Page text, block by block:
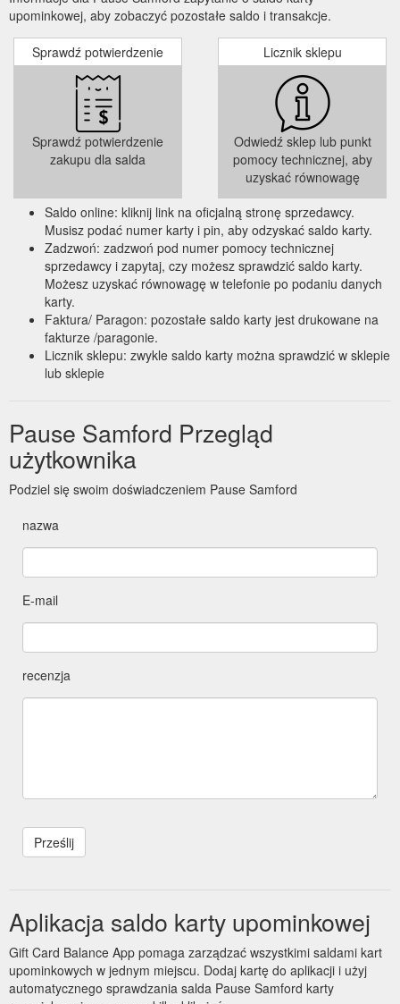
upominkowej, aby zobaczyć pozostałe saldo i transakcje.
Sprawdź potwierdzenie
Sprawdź potwierdzenie
zakupu dla salda
Licznik sklepu
Odwiedź sklep lub punkt
pomocy technicznej, aby
uzyskać równowagę
Saldo online: kliknij link na oficjalną stronę sprzedawcy.
Musisz podać numer karty i pin, aby odzyskać saldo karty.
Zadzwoń: zadzwoń pod numer pomocy technicznej
sprzedawcy i zapytaj, czy możesz sprawdzić saldo karty.
Możesz uzyskać równowagę w telefonie po podaniu danych
karty.
Faktura/ Paragon: pozostałe saldo karty jest drukowane na
fakturze /paragonie.
Licznik sklepu: zwykle saldo karty można sprawdzić w sklepie
lub sklepie
Pause Samford Przegląd
użytkownika
Podziel się swoim doświadczeniem Pause Samford
nazwa
E-mail
recenzja
Aplikacja saldo karty upominkowej
Gift Card Balance App pomaga zarządzać wszystkimi saldami kart
upominkowych w jednym miejscu. Dodaj kartę do aplikacji i użyj
automatycznego sprawdzania salda Pause Samford karty